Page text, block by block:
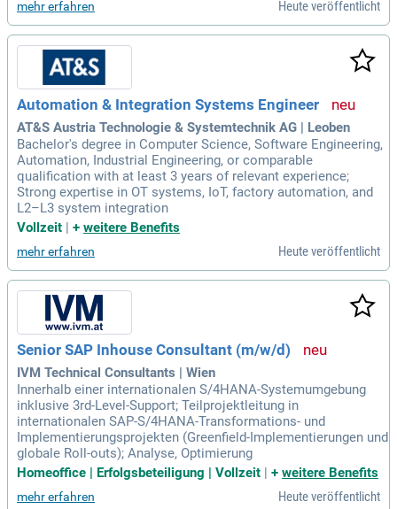
mehr erfahren Heute veröffentlicht
Automation & Integration Systems Engineer
AT&S Austria Technologie & Systemtechnik AG | Leoben
Bachelor's degree in Computer Science, Software Engineering,
Automation, Industrial Engineering, or comparable
qualification with at least 3 years of relevant experience;
Strong expertise in OT systems, IoT, factory automation, and
L2–L3 system integration
Vollzeit | + weitere Benefits
mehr erfahren Heute veröffentlicht
Senior SAP Inhouse Consultant (m/w/d)
IVM Technical Consultants | Wien
Innerhalb einer internationalen S/4HANA-Systemumgebung
inklusive 3rd-Level-Support; Teilprojektleitung in
internationalen SAP-S/4HANA-Transformations- und
Implementierungsprojekten (Greenfield-Implementierungen und
globale Roll-outs); Analyse, Optimierung
Homeoffice | Erfolgsbeteiligung | Vollzeit
+ weitere Benefits
mehr erfahren Heute veröffentlicht